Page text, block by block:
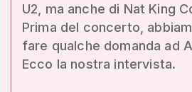
U2, ma anche di Nat King
Prima del concerto,
fare qualche domanda ad
Ecco la nostra intervista.